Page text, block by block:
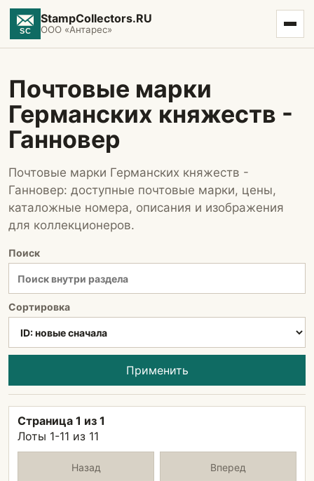
StampCollectors.RU
ООО «Антарес»
Почтовые марки
Германcких княжеств -
Ганновер
Почтовые марки Германcких княжеств -
Ганновер: доступные почтовые марки, цены,
каталожные номера, описания и изображения
для коллекционеров.
Поиск
Сортировка
Применить
Страница 1 из 1
Лоты 1-11 из 11
Назад Вперед